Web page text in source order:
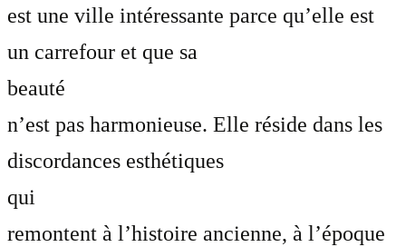
est une ville intéressante parce qu’elle est
un carrefour et que sa
beauté
n’est pas harmonieuse. Elle réside dans les
discordances esthétiques
qui
remontent à l’histoire ancienne, à l’époque